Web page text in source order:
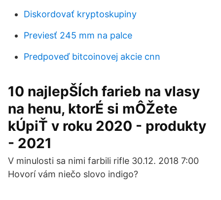
Diskordovať kryptoskupiny
Previesť 245 mm na palce
Predpoveď bitcoinovej akcie cnn
10 najlepŠÍch farieb na vlasy
na henu, ktorÉ si mÔŽete
kÚpiŤ v roku 2020 - produkty
- 2021
V minulosti sa nimi farbili rifle 30.12. 2018 7:00
Hovorí vám niečo slovo indigo?